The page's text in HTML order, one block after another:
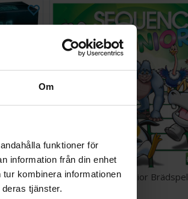
Om
funktioner för
information från din enhet
kombinera informationen
tjänster.
Sequence Junior Brädspel